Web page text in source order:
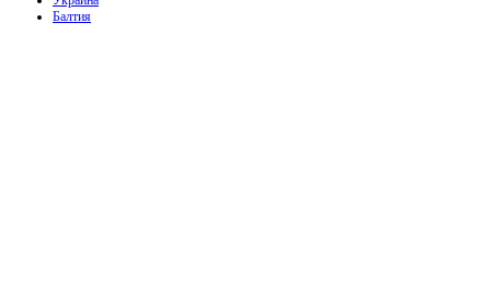
Балтия